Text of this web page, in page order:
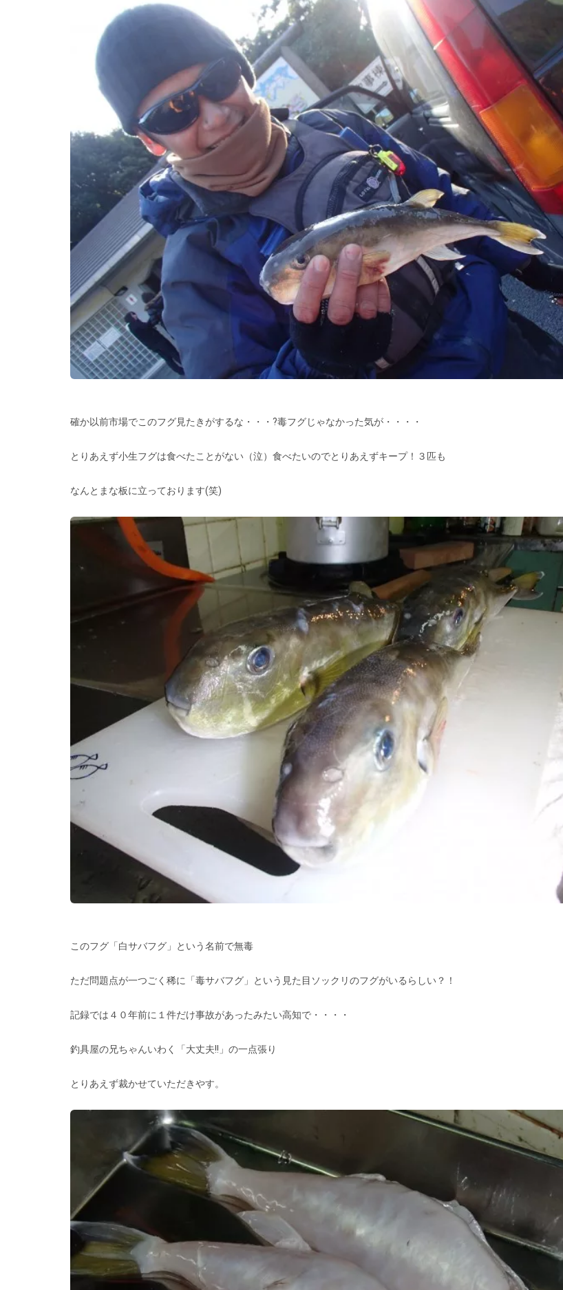
確か以前市場でこのフグ見たきがするな・・・?毒フグじゃなかった気が・・・・
とりあえず小生フグは食べたことがない（泣）食べたいのでとりあえずキープ！３匹も
なんとまな板に立っております(笑)
このフグ「白サバフグ」という名前で無毒
ただ問題点が一つごく稀に「毒サバフグ」という見た目ソックリのフグがいるらしい？！
記録では４０年前に１件だけ事故があったみたい高知で・・・・
釣具屋の兄ちゃんいわく「大丈夫!!」の一点張り
とりあえず裁かせていただきやす。